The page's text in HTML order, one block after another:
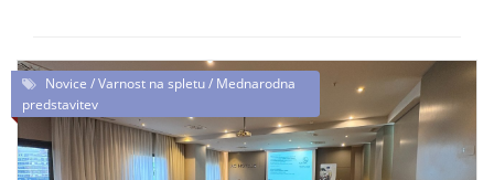
Novice / Varnost na spletu / Mednarodna
predstavitev